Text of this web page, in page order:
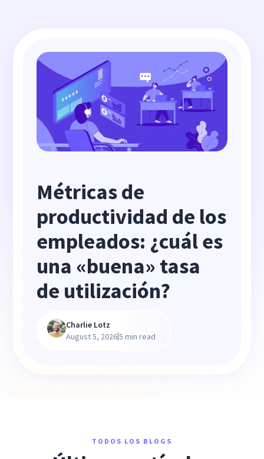
Métricas de
productividad de los
empleados: ¿cuál es
una «buena» tasa
de utilización?
Charlie Lotz
August 5, 2026|5 min read
TODOS LOS BLOGS